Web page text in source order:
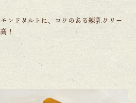
ンドタルトに、コクのある練乳クリー
！